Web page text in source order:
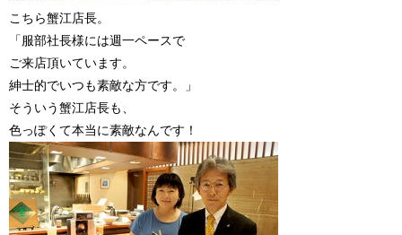
こちら蟹江店長。
「服部社長様には週一ペースで
ご来店頂いています。
紳士的でいつも素敵な方です。」
そういう蟹江店長も、
色っぽくて本当に素敵なんです！